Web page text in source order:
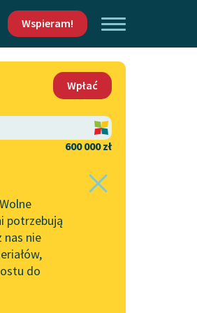
Wspieram!
wykorzystania
Lektur
promocyjne
Wpłać
600 000 zł
potrzebują
nie
do